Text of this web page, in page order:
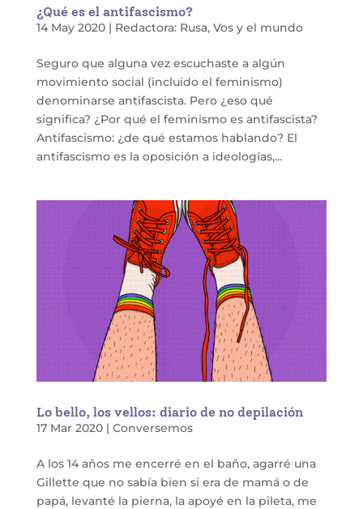
¿Qué es el antifascismo?
14 May 2020| Redactora: Rusa, Vos y el mundo
Seguro que alguna vez escuchaste a algún
movimiento social (incluido el feminismo)
denominarse antifascista. Pero ¿eso qué
significa? ¿Por qué el feminismo es antifascista?
Antifascismo: ¿de qué estamos hablando? El
antifascismo es la oposición a ideologías,...
Lo bello, los vellos: diario de no depilación
17 Mar 2020| Conversemos
A los 14 años me encerré en el baño, agarré una
Gillette que no sabía bien si era de mamá o de
papá, levanté la pierna, la apoyé en la pileta, me